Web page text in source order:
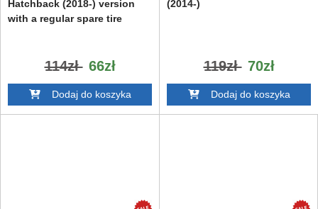
Hatchback (2018-) version
with a regular spare tire
114zł 66zł
Dodaj do koszyka
(2014-)
119zł 70zł
Dodaj do koszyka